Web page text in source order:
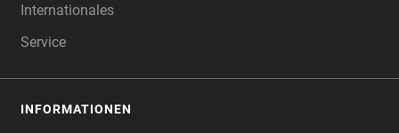
Internationales
Service
INFORMATIONEN